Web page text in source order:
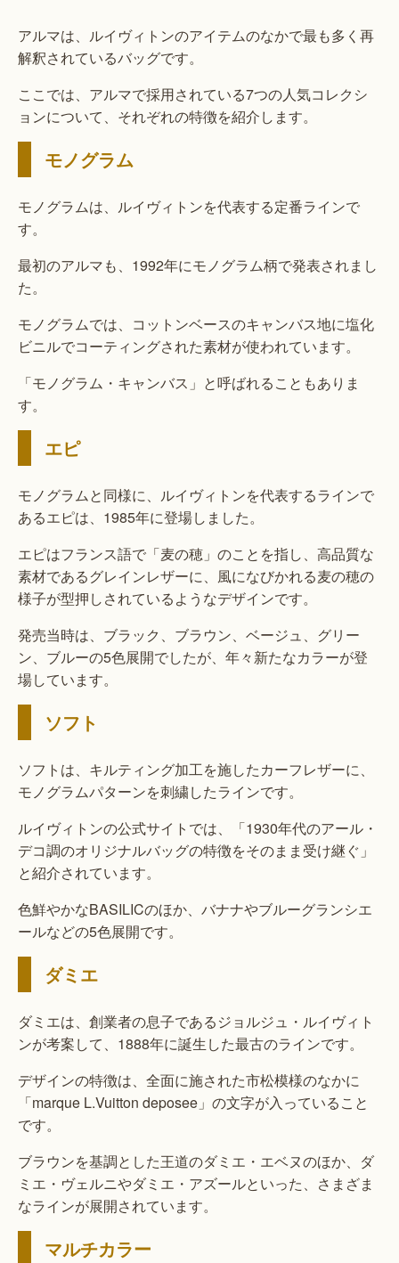
アルマは、ルイヴィトンのアイテムのなかで最も多く再
解釈されているバッグです。
ここでは、アルマで採用されている7つの人気コレクシ
ョンについて、それぞれの特徴を紹介します。
モノグラム
モノグラムは、ルイヴィトンを代表する定番ラインで
す。
最初のアルマも、1992年にモノグラム柄で発表されまし
た。
モノグラムでは、コットンベースのキャンバス地に塩化
ビニルでコーティングされた素材が使われています。
「モノグラム・キャンバス」と呼ばれることもありま
す。
エピ
モノグラムと同様に、ルイヴィトンを代表するラインで
あるエピは、1985年に登場しました。
エピはフランス語で「麦の穂」のことを指し、高品質な
素材であるグレインレザーに、風になびかれる麦の穂の
様子が型押しされているようなデザインです。
発売当時は、ブラック、ブラウン、ベージュ、グリー
ン、ブルーの5色展開でしたが、年々新たなカラーが登
場しています。
ソフト
ソフトは、キルティング加工を施したカーフレザーに、
モノグラムパターンを刺繍したラインです。
ルイヴィトンの公式サイトでは、「1930年代のアール・
デコ調のオリジナルバッグの特徴をそのまま受け継ぐ」
と紹介されています。
色鮮やかなBASILICのほか、バナナやブルーグランシエ
ールなどの5色展開です。
ダミエ
ダミエは、創業者の息子であるジョルジュ・ルイヴィト
ンが考案して、1888年に誕生した最古のラインです。
デザインの特徴は、全面に施された市松模様のなかに
「marque L.Vuitton deposee」の文字が入っていること
です。
ブラウンを基調とした王道のダミエ・エベヌのほか、ダ
ミエ・ヴェルニやダミエ・アズールといった、さまざま
なラインが展開されています。
マルチカラー